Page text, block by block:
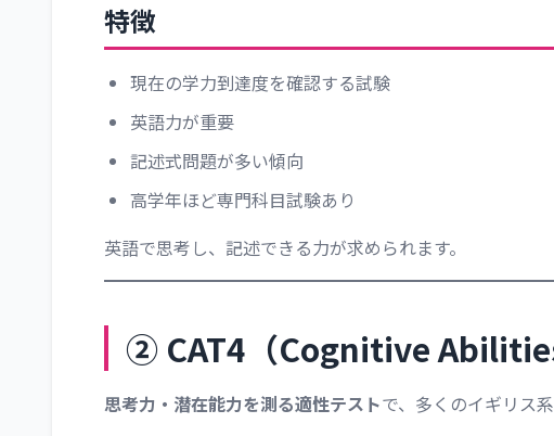
特徴
現在の学力到達度を確認する試験
英語力が重要
記述式問題が多い傾向
高学年ほど専門科目試験あり
英語で思考し、記述できる力が求められます。
② CAT4（Cognitive
思考力・潜在能力を測る適性テストで、多くのイギリス